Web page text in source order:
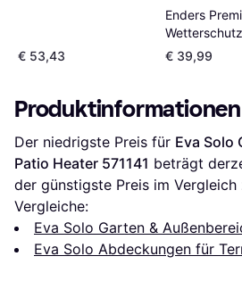
€ 53,43
Enders
Pure
€ 39,99
Produktinformationen
Der niedrigste Preis für Eva Solo
Patio Heater 571141 beträgt
der günstigste Preis im Vergleich
Vergleiche:
Eva Solo Garten &
Eva Solo Abdeckungen für